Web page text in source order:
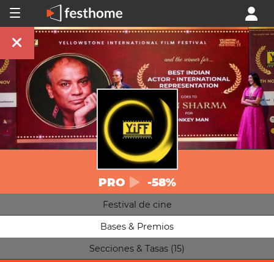
PRO -58%
Festival de cine
Bases & Premios
Secciones & Tasas (15)